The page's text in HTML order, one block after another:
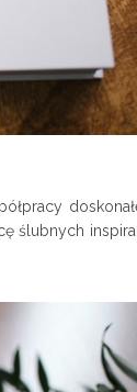
ślubnych